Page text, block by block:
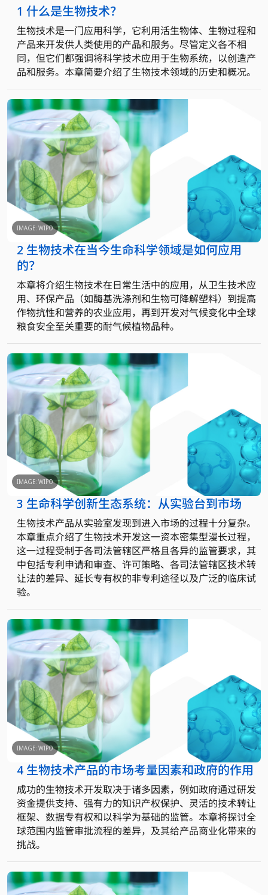
1 什么是生物技术？
生物技术是一门应用科学，它利用活生物体、生物过程和
产品来开发供人类使用的产品和服务。尽管定义各不相
同，但它们都强调将科学技术应用于生物系统，以创造产
品和服务。本章简要介绍了生物技术领域的历史和概况。
IMAGE: WIPO
2 生物技术在当今生命科学领域是如何应用
的？
本章将介绍生物技术在日常生活中的应用，从卫生技术应
用、环保产品（如酶基洗涤剂和生物可降解塑料）到提高
作物抗性和营养的农业应用，再到开发对气候变化中全球
粮食安全至关重要的耐气候植物品种。
IMAGE: WIPO
3 生命科学创新生态系统：从实验台到市场
生物技术产品从实验室发现到进入市场的过程十分复杂。
本章重点介绍了生物技术开发这一资本密集型漫长过程，
这一过程受制于各司法管辖区严格且各异的监管要求，其
中包括专利申请和审查、许可策略、各司法管辖区技术转
让法的差异、延长专有权的非专利途径以及广泛的临床试
验。
IMAGE: WIPO
4 生物技术产品的市场考量因素和政府的作用
成功的生物技术开发取决于诸多因素，例如政府通过研发
资金提供支持、强有力的知识产权保护、灵活的技术转让
框架、数据专有权和以科学为基础的监管。本章将探讨全
球范围内监管审批流程的差异，及其给产品商业化带来的
挑战。